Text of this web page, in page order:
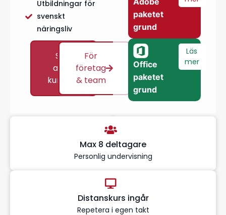
Utbildningar för
svenskt
näringsliv
Se
alla
kurser
För
företag
& team
paketet
grund
Office
paketet
grund
Läs
mer
Max 8 deltagare
Personlig undervisning
Distanskurs ingår
Repetera i egen takt